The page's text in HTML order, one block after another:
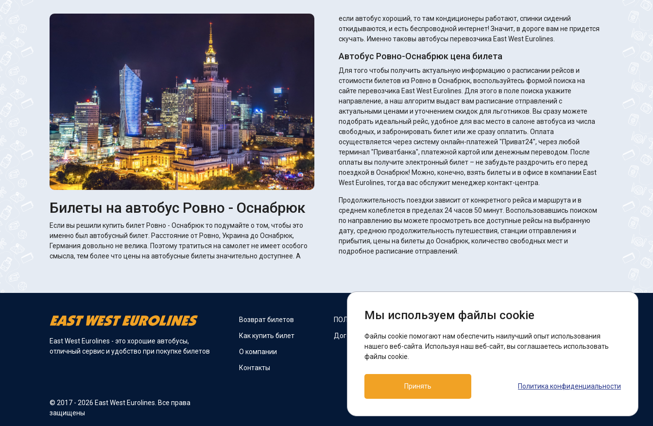
Билеты на автобус Ровно - Оснабрюк
Если вы решили купить билет Ровно - Оснабрюк то подумайте о том, чтобы это
именно был автобусный билет. Расстояние от Ровно, Украина до Оснабрюк,
Германия довольно не велика. Поэтому тратиться на самолет не имеет особого
смысла, тем более что цены на автобусные билеты значительно доступнее. А
если автобус хороший, то там кондиционеры работают, спинки сидений
откидываются, и есть беспроводной интернет! Значит, в дороге вам не придется
скучать. Именно таковы автобусы перевозчика East West Eurolines.
Автобус Ровно-Оснабрюк цена билета
Для того чтобы получить актуальную информацию о расписании рейсов и
стоимости билетов из Ровно в Оснабрюк, воспользуйтесь формой поиска на
сайте перевозчика East West Eurolines. Для этого в поле поиска укажите
направление, а наш алгоритм выдаст вам расписание отправлений с
актуальными ценами и уточнением скидок для льготников. Вы сразу можете
подобрать идеальный рейс, удобное для вас место в салоне автобуса из числа
свободных, и забронировать билет или же сразу оплатить. Оплата
осуществляется через систему онлайн-платежей "Приват24", через любой
терминал "Приватбанка", платежной картой или денежным переводом. После
оплаты вы получите электронный билет – не забудьте раздрочить его перед
поездкой в Оснабрюк! Можно, конечно, взять билеты и в офисе в компании East
West Eurolines, тогда вас обслужит менеджер контакт-центра.
Продолжительность поездки зависит от конкретного рейса и маршрута и в
среднем колеблется в пределах 24 часов 50 минут. Воспользовавшись поиском
по направлению вы можете просмотреть все доступные рейсы на выбранную
дату, среднюю продолжительность путешествия, станции отправления и
прибытия, цены на билеты до Оснабрюк, количество свободных мест и
подробное расписание отправлений.
East West Eurolines - это хорошие автобусы,
отличный сервис и удобство при покупке билетов
© 2017 - 2026 East West Eurolines. Все права
защищены
Возврат билетов
Как купить билет
О компании
Контакты
ПОЛИТИКА COOKIES
Договор оферты
Мы в соцсетях:
Facebook
Поддержка:
Telegram-бот
Мы используем файлы cookie
Файлы cookie помогают нам обеспечить наилучший опыт использования
нашего веб-сайта. Используя наш веб-сайт, вы соглашаетесь использовать
файлы cookie.
Принять Политика конфиденциальности